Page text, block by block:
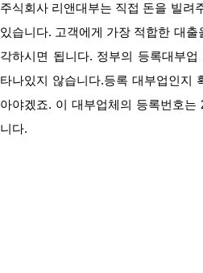
주식회사 리앤대부는 직접 돈을 빌려
있습니다. 고객에게 가장 적합한 대
각하시면 됩니다. 정부의 등록대부
타나있지 않습니다.등록 대부업인지
아야겠죠. 이 대부업체의 등록번호는
니다.